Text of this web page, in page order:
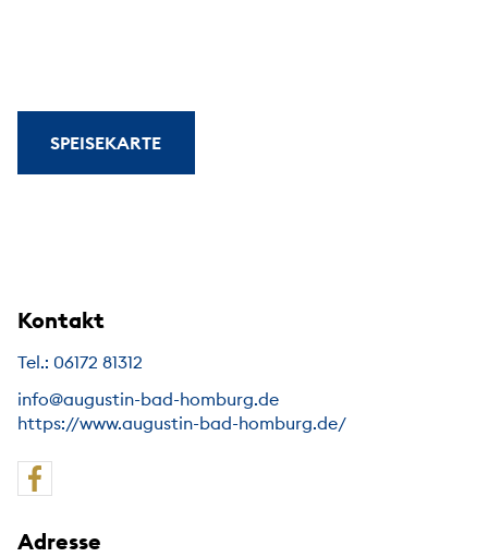
SPEISEKARTE
Kontakt
Tel.: 06172 81312
info@augustin-bad-homburg.de
https://www.augustin-bad-homburg.de/
Adresse